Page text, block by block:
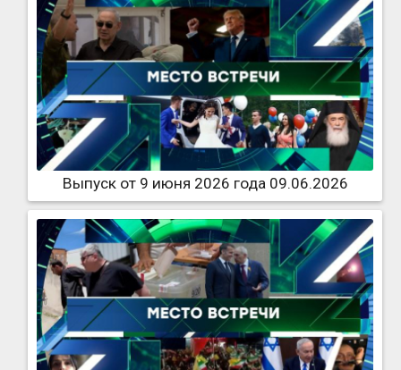
Выпуск от 9 июня 2026 года 09.06.2026